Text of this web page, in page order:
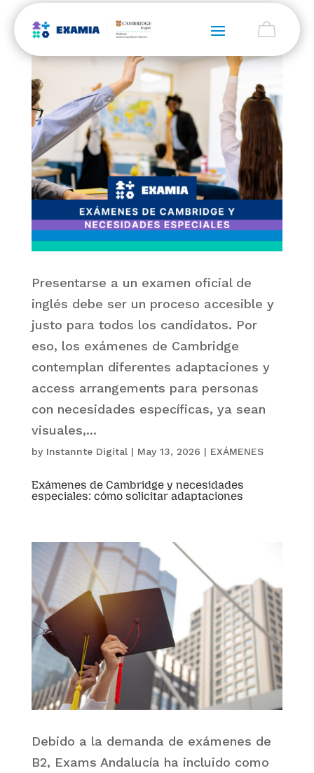
Exámenes de Cambridge y necesidades
especiales: cómo solicitar adaptaciones
by Instannte Digital| May 13, 2026 | EXÁMENES
Presentarse a un examen oficial de
inglés debe ser un proceso accesible y
justo para todos los candidatos. Por
eso, los exámenes de Cambridge
contemplan diferentes adaptaciones y
access arrangements para personas
con necesidades específicas, ya sean
visuales,...
Debido a la demanda de exámenes de
B2, Exams Andalucía ha incluido como